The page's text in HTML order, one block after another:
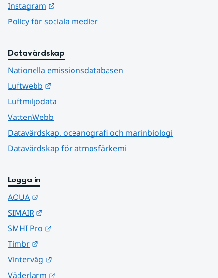
Instagram
Policy för sociala medier
Datavärdskap
Nationella emissionsdatabasen
Luftwebb
Luftmiljödata
VattenWebb
Datavärdskap, oceanografi och marinbiologi
Datavärdskap för atmosfärkemi
Logga in
AQUA
SIMAIR
SMHI Pro
Timbr
Vinterväg
Väderlarm